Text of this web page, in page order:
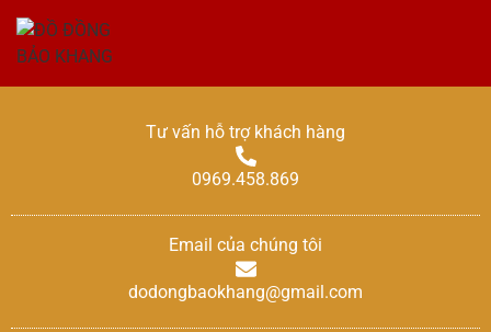
Tư vấn hỗ trợ khách hàng
0969.458.869
Email của chúng tôi
dodongbaokhang@gmail.com